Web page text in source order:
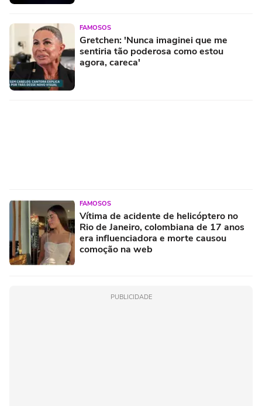
FAMOSOS
Gretchen: 'Nunca imaginei que me
sentiria tão poderosa como estou
agora, careca'
FAMOSOS
Vítima de acidente de helicóptero no
Rio de Janeiro, colombiana de 17 anos
era influenciadora e morte causou
comoção na web
PUBLICIDADE